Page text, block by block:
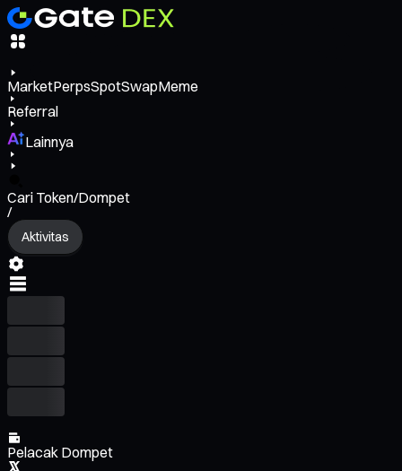
MarketPerpsSpotSwapMeme
Referral
Lainnya
Cari Token/Dompet
/
Aktivitas
Pelacak Dompet